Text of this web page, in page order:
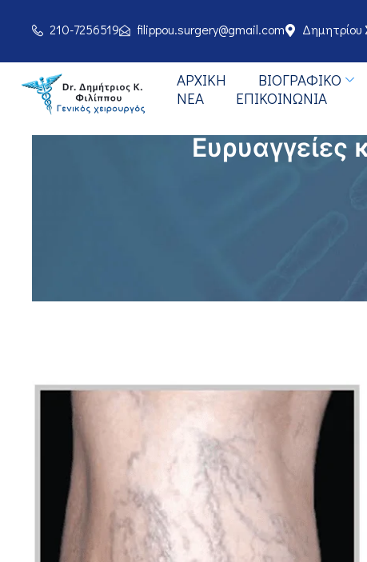
210-7256519 filippou.surgery@gmail.com Δημητρίου
ΑΡΧΙΚΉ BΙΟΓΡΑΦΙΚΌ
ΝΈΑ
ΕΠΙΚΟΙΝΩΝΊΑ
Ευρυαγγείες